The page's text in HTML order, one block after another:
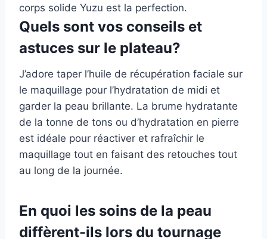
corps solide Yuzu est la perfection.
Quels sont vos conseils et
astuces sur le plateau?
J’adore taper l’huile de récupération faciale sur
le maquillage pour l’hydratation de midi et
garder la peau brillante. La brume hydratante
de la tonne de tons ou d’hydratation en pierre
est idéale pour réactiver et rafraîchir le
maquillage tout en faisant des retouches tout
au long de la journée.
En quoi les soins de la peau
diffèrent-ils lors du tournage